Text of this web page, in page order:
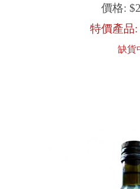
價格:
特價產品:
缺貨